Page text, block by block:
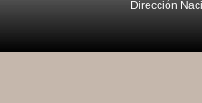
Dirección